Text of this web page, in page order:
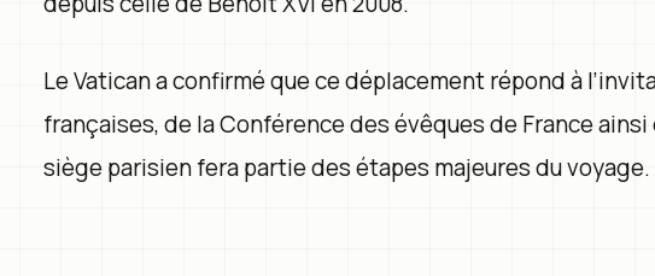
Le Vatican a confirmé que ce déplacement répond à
françaises, de la Conférence des évêques de France ainsi
siège parisien fera partie des étapes majeures du voyage.